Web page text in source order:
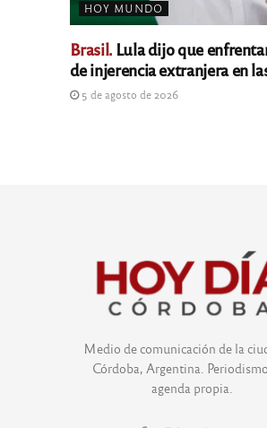
HOY MUNDO
Brasil.Lula dijo que
de injerencia extranjera en
5 de agosto de 2026
Medio de comunicación de la
Córdoba, Argentina.
agenda propia.